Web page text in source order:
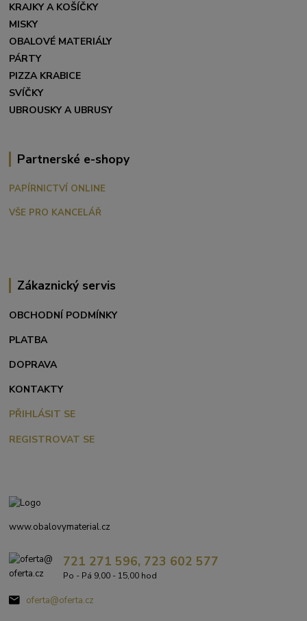
KRAJKY A KOŠÍČKY
MISKY
OBALOVÉ MATERIÁLY
PÁRTY
PIZZA KRABICE
SVÍČKY
UBROUSKY A UBRUSY
Partnerské e-shopy
PAPÍRNICTVÍ ONLINE
VŠE PRO KANCELÁŘ
Zákaznický servis
OBCHODNÍ PODMÍNKY
PLATBA
DOPRAVA
KONTAKTY
PŘIHLÁSIT SE
REGISTROVAT SE
www.obalovymaterial.cz
721 271 596, 723 602 577
Po - Pá 9,00 - 15,00 hod
oferta@oferta.cz